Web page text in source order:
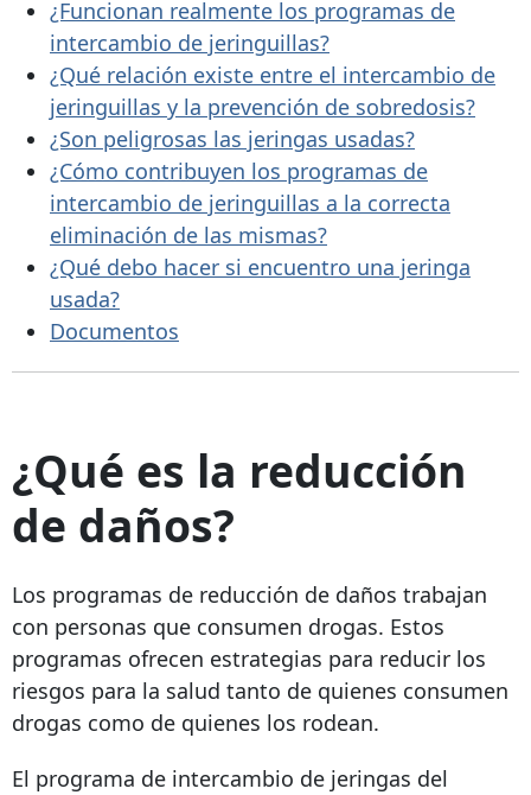
¿Funcionan realmente los programas de
intercambio de jeringuillas?
¿Qué relación existe entre el intercambio de
jeringuillas y la prevención de sobredosis?
¿Son peligrosas las jeringas usadas?
¿Cómo contribuyen los programas de
intercambio de jeringuillas a la correcta
eliminación de las mismas?
¿Qué debo hacer si encuentro una jeringa
usada?
Documentos
¿Qué es la reducción
de daños?
Los programas de reducción de daños trabajan
con personas que consumen drogas. Estos
programas ofrecen estrategias para reducir los
riesgos para la salud tanto de quienes consumen
drogas como de quienes los rodean.
El programa de intercambio de jeringas del